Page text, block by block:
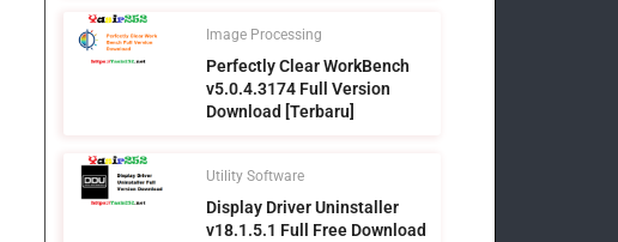
Image Processing
Perfectly Clear WorkBench
v5.0.4.3174 Full Version
Download [Terbaru]
Utility Software
Display Driver Uninstaller
v18.1.5.1 Full Free Download